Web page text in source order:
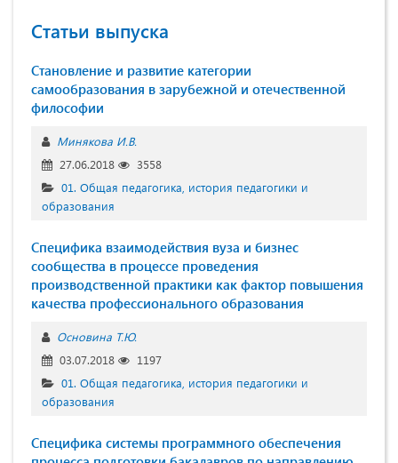
Статьи выпуска
Становление и развитие категории
самообразования в зарубежной и отечественной
философии
Минякова И.В.
27.06.2018
3558
01. Общая педагогика, история педагогики и
образования
Специфика взаимодействия вуза и бизнес
сообщества в процессе проведения
производственной практики как фактор повышения
качества профессионального образования
Основина Т.Ю.
03.07.2018
1197
01. Общая педагогика, история педагогики и
образования
Специфика системы программного обеспечения